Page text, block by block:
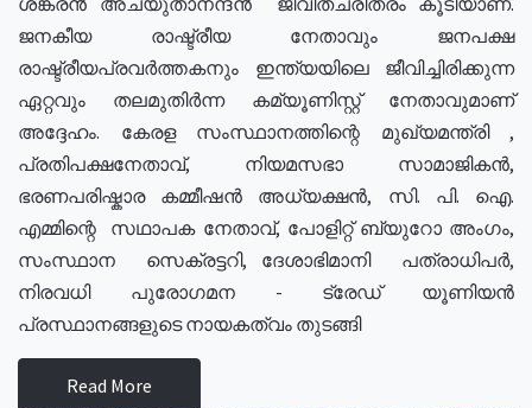
ജനകീയ രാഷ്ട്രീയ നേതാവും ജനപക്ഷ
രാഷ്ട്രീയപ്രവർത്തകനും ഇന്ത്യയിലെ ജീവിച്ചിരിക്കുന്ന
ഏറ്റവും തലമുതിർന്ന കമ്യൂണിസ്റ്റ് നേതാവുമാണ്
അദ്ദേഹം. കേരള സംസ്ഥാനത്തിന്റെ മുഖ്യമന്ത്രി ,
പ്രതിപക്ഷനേതാവ്, നിയമസഭാ സാമാജികൻ,
ഭരണപരിഷ്കാര കമ്മീഷൻ അധ്യക്ഷൻ, സി. പി. ഐ.
എമ്മിന്റെ സഥാപക നേതാവ്, പോളിറ്റ് ബ്യുറോ അംഗം,
സംസ്ഥാന സെക്രട്ടറി, ദേശാഭിമാനി പത്രാധിപർ,
നിരവധി പുരോഗമന - ട്രേഡ് യൂണിയൻ
പ്രസ്ഥാനങ്ങളുടെ നായകത്വം തുടങ്ങി
Read More